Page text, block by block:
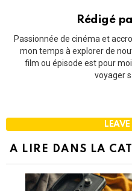
Rédigé
Passionnée de cinéma et
mon temps à explorer de
film ou épisode est pour
voyager
A LIRE DANS LA